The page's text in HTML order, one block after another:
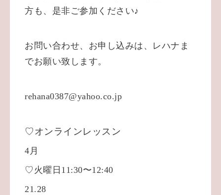
方も、是非ご参加ください♪
お問い合わせ、お申し込みは、レハナま
でお願い致します。
rehana0387@yahoo.co.jp
♡オンラインレッスン
4月
♡火曜日11:30〜12:40
21.28